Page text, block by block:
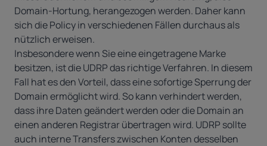
Domain-Hortung, herangezogen werden. Daher kann
sich die Policy in verschiedenen Fällen durchaus als
nützlich erweisen.
Insbesondere wenn Sie eine eingetragene Marke
besitzen, ist die UDRP das richtige Verfahren. In diesem
Fall hat es den Vorteil, dass eine sofortige Sperrung der
Domain ermöglicht wird. So kann verhindert werden,
dass ihre Daten geändert werden oder die Domain an
einen anderen Registrar übertragen wird. UDRP sollte
auch interne Transfers zwischen Konten desselben